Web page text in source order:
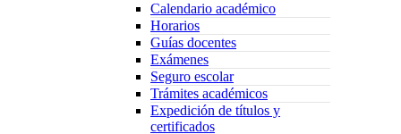
Calendario académico
Horarios
Guías docentes
Exámenes
Seguro escolar
Trámites académicos
Expedición de títulos y
certificados